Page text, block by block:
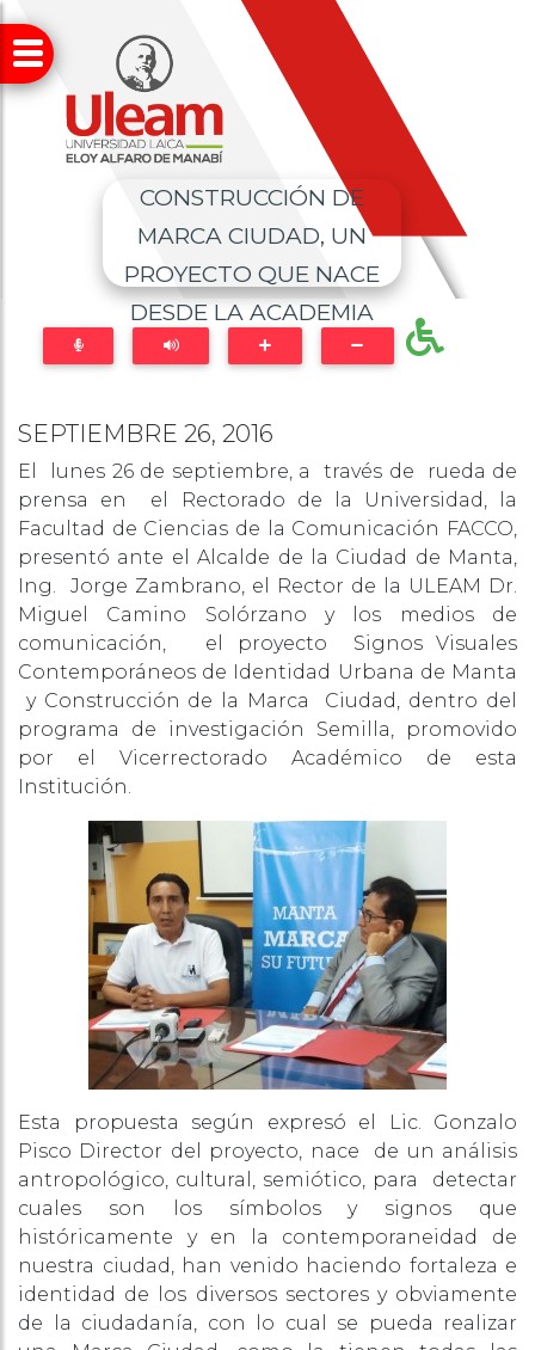
CONSTRUCCIÓN DE
MARCA CIUDAD, UN
PROYECTO QUE NACE
DESDE LA ACADEMIA
SEPTIEMBRE 26, 2016
El lunes 26 de septiembre, a través de rueda de
prensa en el Rectorado de la Universidad, la
Facultad de Ciencias de la Comunicación FACCO,
presentó ante el Alcalde de la Ciudad de Manta,
Ing. Jorge Zambrano, el Rector de la ULEAM Dr.
Miguel Camino Solórzano y los medios de
comunicación, el proyecto Signos Visuales
Contemporáneos de Identidad Urbana de Manta
y Construcción de la Marca Ciudad, dentro del
programa de investigación Semilla, promovido
por el Vicerrectorado Académico de esta
Institución.
Esta propuesta según expresó el Lic. Gonzalo
Pisco Director del proyecto, nace de un análisis
antropológico, cultural, semiótico, para detectar
cuales son los símbolos y signos que
históricamente y en la contemporaneidad de
nuestra ciudad, han venido haciendo fortaleza e
identidad de los diversos sectores y obviamente
de la ciudadanía, con lo cual se pueda realizar